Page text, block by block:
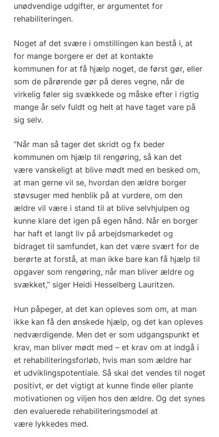
unødvendige udgifter, er argumentet for
rehabiliteringen.
Noget af det svære i omstillingen kan bestå i, at
for mange borgere er det at kontakte
kommunen for at få hjælp noget, de først gør, eller
som de pårørende gør på deres vegne, når de
virkelig føler sig svækkede og måske efter i rigtig
mange år selv fuldt og helt at have taget vare på
sig selv.
”Når man så tager det skridt og fx beder
kommunen om hjælp til rengøring, så kan det
være vanskeligt at blive mødt med en besked om,
at man gerne vil se, hvordan den ældre borger
støvsuger med henblik på at vurdere, om den
ældre vil være i stand til at blive selvhjulpen og
kunne klare det igen på egen hånd. Når en borger
har haft et langt liv på arbejdsmarkedet og
bidraget til samfundet, kan det være svært for de
berørte at forstå, at man ikke bare kan få hjælp til
opgaver som rengøring, når man bliver ældre og
svækket,” siger Heidi Hesselberg Lauritzen.
Hun påpeger, at det kan opleves som om, at man
ikke kan få den ønskede hjælp, og det kan opleves
nedværdigende. Men det er som udgangspunkt et
krav, man bliver mødt med – et krav om at indgå i
et rehabiliteringsforløb, hvis man som ældre har
et udviklingspotentiale. Så skal det vendes til noget
positivt, er det vigtigt at kunne finde eller plante
motivationen og viljen hos den ældre. Og det synes
den evaluerede rehabiliteringsmodel at
være lykkedes med.